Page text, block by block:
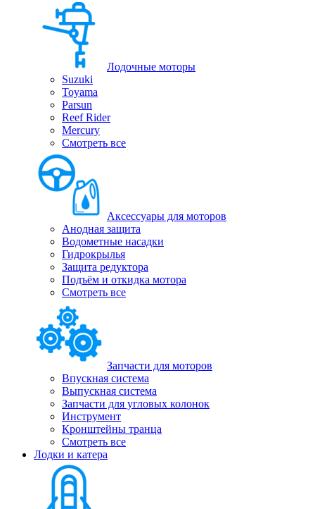
Лодочные моторы
Suzuki
Toyama
Parsun
Reef Rider
Mercury
Смотреть все
Аксессуары для моторов
Анодная защита
Водометные насадки
Гидрокрылья
Защита редуктора
Подъём и откидка мотора
Смотреть все
Запчасти для моторов
Впускная система
Выпускная система
Запчасти для угловых колонок
Инструмент
Кронштейны транца
Смотреть все
Лодки и катера